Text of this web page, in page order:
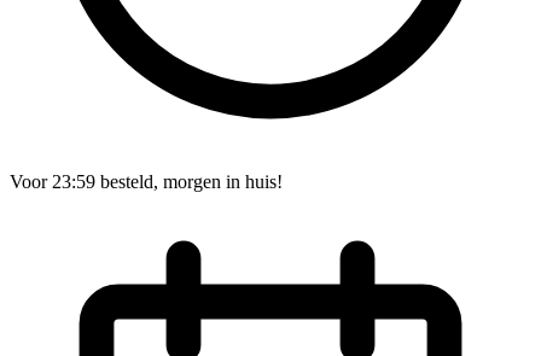
Voor 23:59 besteld, morgen in huis!